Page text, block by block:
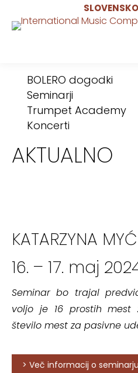
SLOVENSKO
AKTUALNO
KATARZYNA
16. – 17. maj
Seminar bo trajal
voljo je 16 prostih mest
število mest za pasivne
> Več informacij o seminarju
BOLERO dogodki
Seminarji
Trumpet Academy
Koncerti